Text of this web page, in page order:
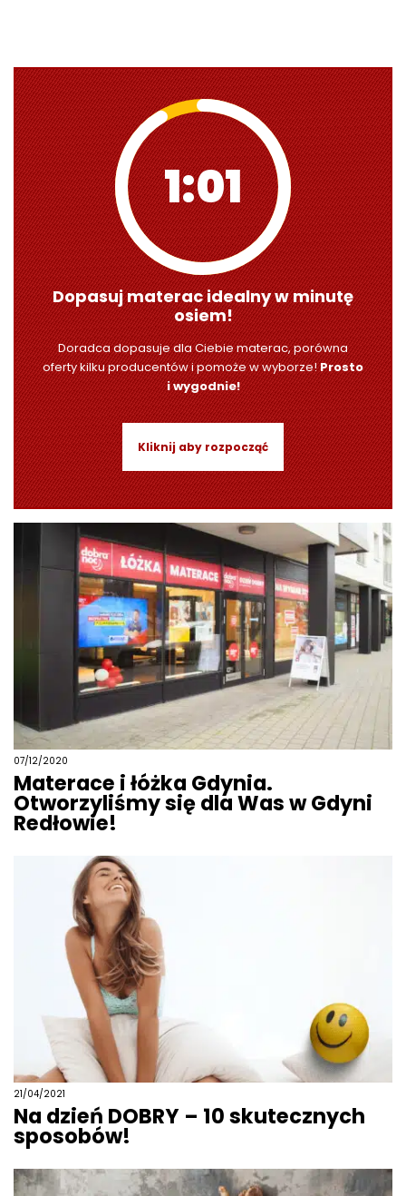
1:00
Dopasuj materac idealny w minutę
osiem!
Doradca dopasuje dla Ciebie materac, porówna
oferty kilku producentów i pomoże w wyborze!Prosto
i wygodnie!
Kliknij aby rozpocząć
07/12/2020
Materace i łóżka Gdynia.
Otworzyliśmy się dla Was w Gdyni
Redłowie!
21/04/2021
Na dzień DOBRY – 10 skutecznych
sposobów!